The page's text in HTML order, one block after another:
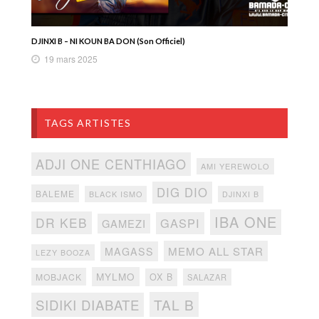
DJINXI B – NI KOUN BA DON (Son Officiel)
19 mars 2025
TAGS ARTISTES
ADJI ONE CENTHIAGO AMI YEREWOLO
BALEME BLACK ISMO DIG DIO DJINXI B
DR KEB GAMEZI GASPI IBA ONE
LEZY BOOZA MAGASS MEMO ALL STAR
MOBJACK MYLMO OX B SALAZAR
SIDIKI DIABATE TAL B